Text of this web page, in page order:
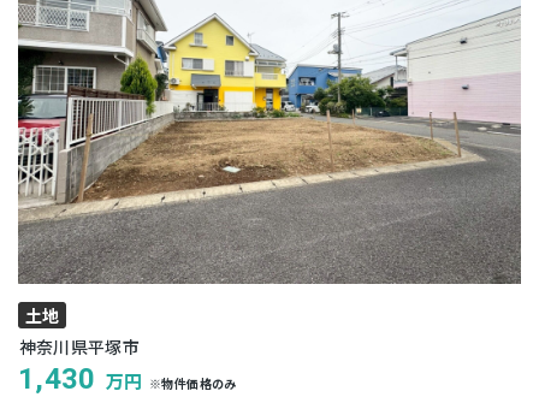
土地
神奈川県平塚市
1,430 万円 ※物件価格のみ